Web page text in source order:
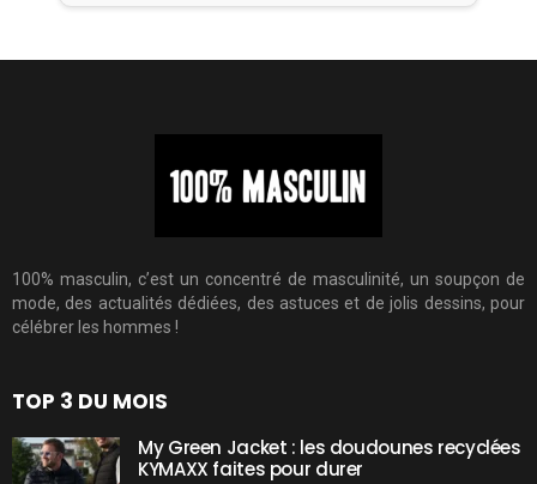
100% masculin, c’est un concentré de masculinité, un soupçon de
mode, des actualités dédiées, des astuces et de jolis dessins, pour
célébrer les hommes !
TOP 3 DU MOIS
My Green Jacket : les doudounes recyclées
KYMAXX faites pour durer